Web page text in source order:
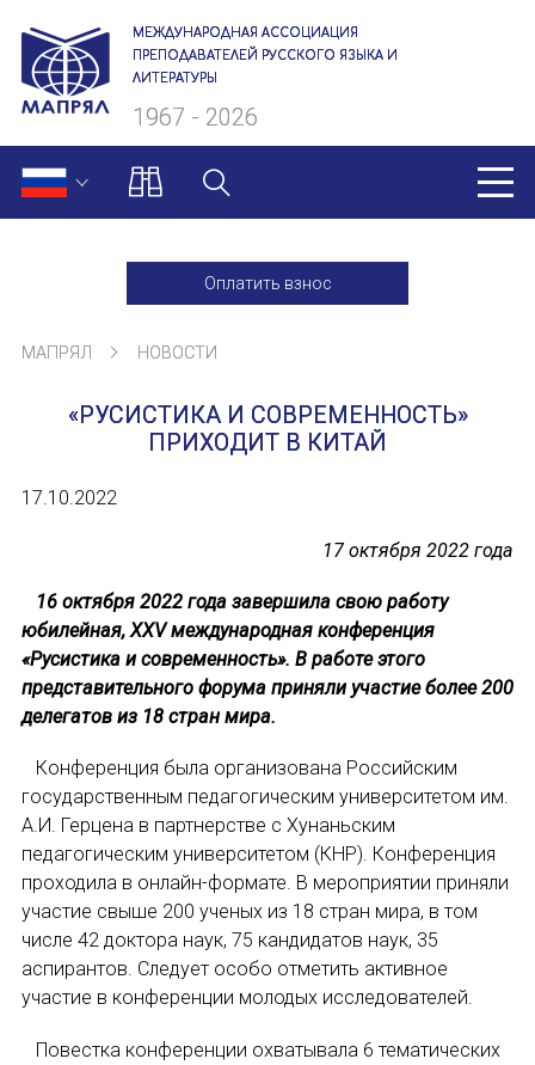
МЕЖДУНАРОДНАЯ АССОЦИАЦИЯ
ПРЕПОДАВАТЕЛЕЙ РУССКОГО ЯЗЫКА И
ЛИТЕРАТУРЫ
1967 - 2026
Оплатить взнос
О нас
Президиум
Ревизионная комиссия
Вступить в МАПРЯЛ
История МАПРЯЛ
Оплата членских взносов МАПРЯЛ
МЕРОПРИЯТИЯ
Мероприятия МАПРЯЛ на 2026 год
50 лет МАПРЯЛ
МАПРЯЛ НОВОСТИ
«РУСИСТИКА И СОВРЕМЕННОСТЬ»
ПРИХОДИТ В КИТАЙ
17.10.2022
17 октября 2022 года
16 октября 2022 года завершила свою работу
юбилейная, XXV международная конференция
«Русистика и современность». В работе этого
представительного форума приняли участие более 200
делегатов из 18 стран мира.
Конференция была организована Российским
государственным педагогическим университетом им.
А.И. Герцена в партнерстве с Хунаньским
педагогическим университетом (КНР). Конференция
проходила в онлайн-формате. В мероприятии приняли
участие свыше 200 ученых из 18 стран мира, в том
числе 42 доктора наук, 75 кандидатов наук, 35
аспирантов. Следует особо отметить активное
участие в конференции молодых исследователей.
Повестка конференции охватывала 6 тематических